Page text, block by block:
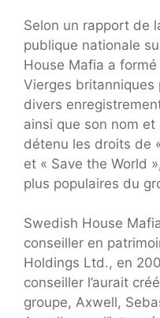
Selon un rapport de
publique nationale
House Mafia a
Vierges britanniques
divers
ainsi que son nom et
détenu les droits de
et « Save the World
plus populaires du
Swedish House
conseiller en
Holdings Ltd., en
conseiller l’aurait
groupe, Axwell,